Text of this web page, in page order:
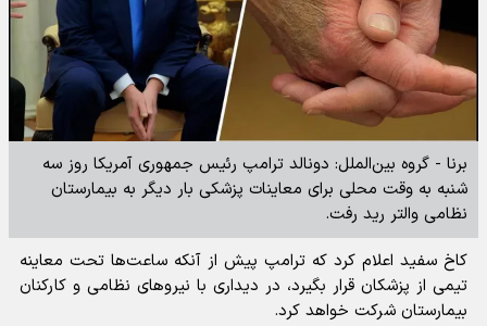
برنا - گروه بین‌الملل: دونالد ترامپ رئیس جمهوری آمریکا روز سه
شنبه به وقت محلی برای معاینات پزشکی بار دیگر به بیمارستان
نظامی والتر رید رفت.
کاخ سفید اعلام کرد که ترامپ پیش از آنکه ساعت‌ها تحت معاینه
تیمی از پزشکان قرار بگیرد، در دیداری با نیروهای نظامی و کارکنان
بیمارستان شرکت خواهد کرد.